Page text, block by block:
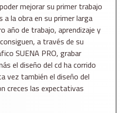
mejorar su primer trabajo
a la obra en su primer larga
año de trabajo, aprendizaje y
a través de su
SUENA PRO, grabar
el diseño del cd ha corrido
vez también el diseño del
creces las expectativas